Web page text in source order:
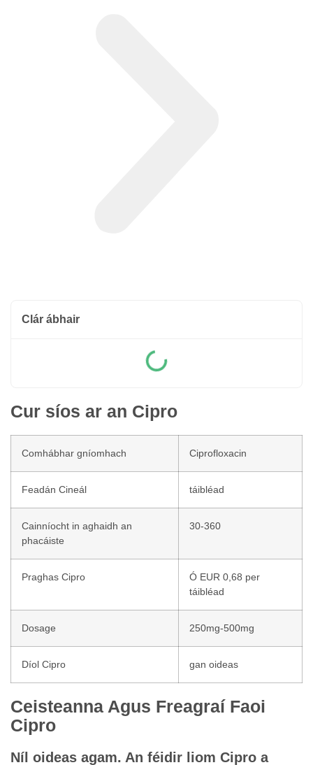
Clár ábhair
Cur síos ar an Cipro
Comhábhar gníomhach Ciprofloxacin
Feadán Cineál táibléad
Cainníocht in aghaidh an
phacáiste
30-360
Praghas Cipro
Ó EUR 0,68 per
táibléad
Dosage 250mg-500mg
Díol Cipro gan oideas
Ceisteanna Agus Freagraí Faoi
Cipro
Níl oideas agam. An féidir liom Cipro a